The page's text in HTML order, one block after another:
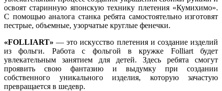
освоят старинную японскую технику плетения «Кумихимо».
С помощью аналога станка ребята самостоятельно изготовят
пестрые, объемные, узорчатые круглые фенечки.
«FOLLIART» — это искусство плетения и создание изделий
из фольги. Работа с фольгой в кружке Folliart будет
увлекательным занятием для детей. Здесь ребята смогут
проявить свою фантазию и выдумку при создании
собственного уникального изделия, которую зачастую
превращается в шедевр.